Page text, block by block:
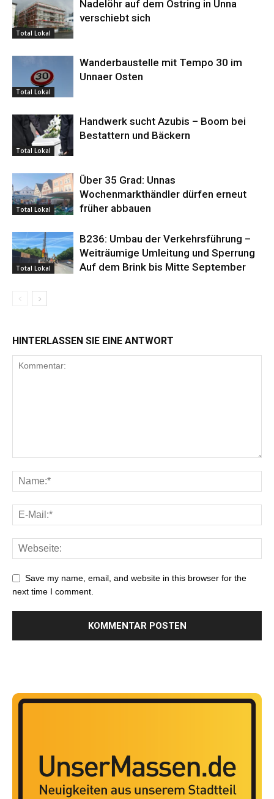
Total Lokal
Nadelöhr auf dem Ostring in Unna
verschiebt sich
Total Lokal
Wanderbaustelle mit Tempo 30 im
Unnaer Osten
Total Lokal
Handwerk sucht Azubis – Boom bei
Bestattern und Bäckern
Total Lokal
Über 35 Grad: Unnas
Wochenmarkthändler dürfen erneut
früher abbauen
Total Lokal
B236: Umbau der Verkehrsführung –
Weiträumige Umleitung und Sperrung
Auf dem Brink bis Mitte September
HINTERLASSEN SIE EINE ANTWORT
Save my name, email, and website in this browser for the
next time I comment.